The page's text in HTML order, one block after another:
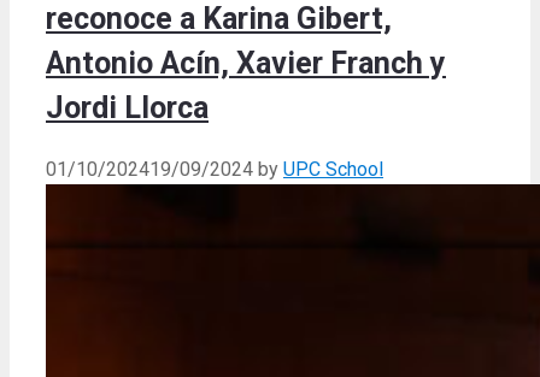
reconoce a Karina Gibert,
Antonio Acín, Xavier Franch y
Jordi Llorca
01/10/202419/09/2024 by UPC School